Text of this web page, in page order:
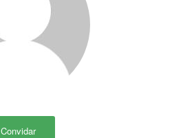
Convidar